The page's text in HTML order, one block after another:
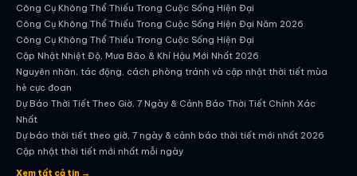
Công Cụ Không Thể Thiếu Trong Cuộc Sống Hiện Đại
Công Cụ Không Thể Thiếu Trong Cuộc Sống Hiện Đại Năm 2026
Công Cụ Không Thể Thiếu Trong Cuộc Sống Hiện Đại
Cập Nhật Nhiệt Độ, Mưa Bão & Khí Hậu Mới Nhất 2026
Nguyên nhân, tác động, cách phòng tránh và cập nhật thời tiết mùa
hè cực đoan
Dự Báo Thời Tiết Theo Giờ, 7 Ngày & Cảnh Báo Thời Tiết Chính Xác
Nhất
Dự báo thời tiết theo giờ, 7 ngày & cảnh báo thời tiết mới nhất 2026
Cập nhật thời tiết mới nhất mỗi ngày
Hướng dẫn đầy đủ về dự báo thời tiết hiện đại
Xem tất cả tin →